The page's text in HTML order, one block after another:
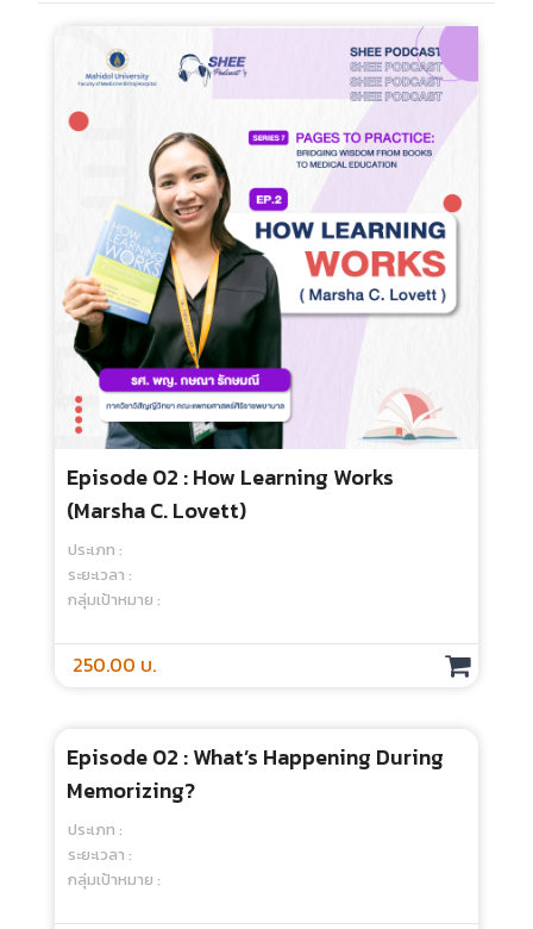
Episode 02 : How Learning Works
(Marsha C. Lovett)
ประเภท :
ระยะเวลา :
กลุ่มเป้าหมาย :
250.00 บ.
Episode 02 : What’s Happening During
Memorizing?
ประเภท :
ระยะเวลา :
กลุ่มเป้าหมาย :